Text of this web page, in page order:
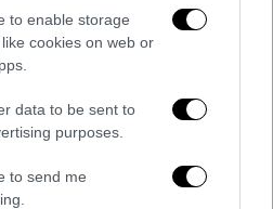
to enable storage
cookies on web or
data to be sent to
purposes.
to send me
τραγωδία με τον θάνατο
εξέδωσε το βράδυ
νοσοκομείο της
μας ανακοινώνει